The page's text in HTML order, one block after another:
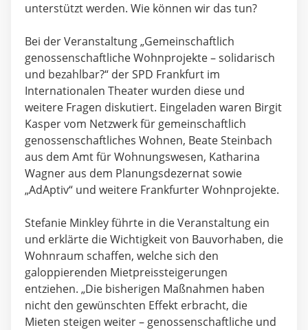
unterstützt werden. Wie können wir das tun?
Bei der Veranstaltung „Gemeinschaftlich
genossenschaftliche Wohnprojekte – solidarisch
und bezahlbar?“ der SPD Frankfurt im
Internationalen Theater wurden diese und
weitere Fragen diskutiert. Eingeladen waren Birgit
Kasper vom Netzwerk für gemeinschaftlich
genossenschaftliches Wohnen, Beate Steinbach
aus dem Amt für Wohnungswesen, Katharina
Wagner aus dem Planungsdezernatsowie
„AdAptiv“ und weitere Frankfurter Wohnprojekte.
Stefanie Minkley führte in die Veranstaltung ein
und erklärte die Wichtigkeit von Bauvorhaben, die
Wohnraum schaffen, welche sich den
galoppierenden Mietpreissteigerungen
entziehen. „Die bisherigen Maßnahmen haben
nicht den gewünschten Effekt erbracht, die
Mieten steigen weiter – genossenschaftliche und